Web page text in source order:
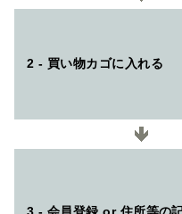
2 - 買い物カゴに入れる